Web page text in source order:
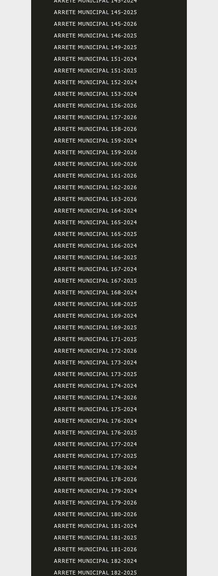
ARRETE MUNICIPAL 145-2025
ARRETE MUNICIPAL 145-2026
ARRETE MUNICIPAL 146-2025
ARRETE MUNICIPAL 149-2025
ARRETE MUNICIPAL 151-2024
ARRETE MUNICIPAL 151-2025
ARRETE MUNICIPAL 152-2024
ARRETE MUNICIPAL 153-2024
ARRETE MUNICIPAL 156-2026
ARRETE MUNICIPAL 157-2026
ARRETE MUNICIPAL 158-2026
ARRETE MUNICIPAL 159-2024
ARRETE MUNICIPAL 159-2026
ARRETE MUNICIPAL 160-2026
ARRETE MUNICIPAL 161-2026
ARRETE MUNICIPAL 162-2026
ARRETE MUNICIPAL 163-2026
ARRETE MUNICIPAL 164-2024
ARRETE MUNICIPAL 165-2024
ARRETE MUNICIPAL 165-2025
ARRETE MUNICIPAL 166-2024
ARRETE MUNICIPAL 166-2025
ARRETE MUNICIPAL 167-2024
ARRETE MUNICIPAL 167-2025
ARRETE MUNICIPAL 168-2024
ARRETE MUNICIPAL 168-2025
ARRETE MUNICIPAL 169-2024
ARRETE MUNICIPAL 169-2025
ARRETE MUNICIPAL 171-2025
ARRETE MUNICIPAL 172-2026
ARRETE MUNICIPAL 173-2024
ARRETE MUNICIPAL 173-2025
ARRETE MUNICIPAL 174-2024
ARRETE MUNICIPAL 174-2026
ARRETE MUNICIPAL 175-2024
ARRETE MUNICIPAL 176-2024
ARRETE MUNICIPAL 176-2025
ARRETE MUNICIPAL 177-2024
ARRETE MUNICIPAL 177-2025
ARRETE MUNICIPAL 178-2024
ARRETE MUNICIPAL 178-2026
ARRETE MUNICIPAL 179-2024
ARRETE MUNICIPAL 179-2026
ARRETE MUNICIPAL 180-2026
ARRETE MUNICIPAL 181-2024
ARRETE MUNICIPAL 181-2025
ARRETE MUNICIPAL 181-2026
ARRETE MUNICIPAL 182-2024
ARRETE MUNICIPAL 182-2025